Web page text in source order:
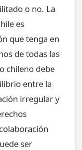
o no. La
es
que tenga en
de todas las
chileno debe
entre la
irregular y
ser